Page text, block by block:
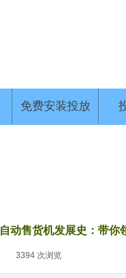
免费安装投放
自动售货机发展史：带你
3394 次浏览